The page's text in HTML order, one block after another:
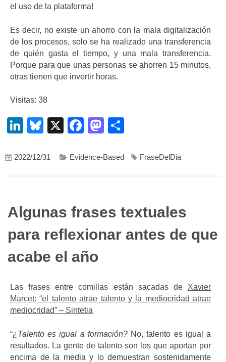
el uso de la plataforma!
Es decir, no existe un ahorro con la mala digitalización
de los procesos, solo se ha realizado una transferencia
de quién gasta el tiempo, y una mala transferencia.
Porque para que unas personas se ahorren 15 minutos,
otras tienen que invertir horas.
Visitas: 38
LinkedIn
Bluesky
X Facebook
Mastodon
2022/12/31 Evidence-Based FraseDelDia
Algunas frases textuales
para reflexionar antes de que
acabe el año
Las frases entre comillas están sacadas de Xavier
Marcet: “el talento atrae talento y la mediocridad atrae
mediocridad” – Sintetia
“¿Talento es igual a formación?No, talento es igual a
resultados. La gente de talento son los que aportan por
encima de la media y lo demuestran sostenidamente